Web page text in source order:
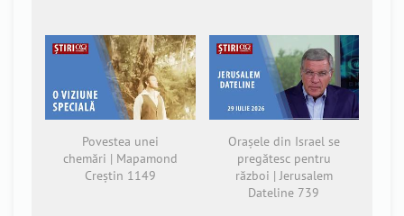
Povestea unei
chemări | Mapamond
Creștin 1149
Orașele din Israel se
pregătesc pentru
război | Jerusalem
Dateline 739